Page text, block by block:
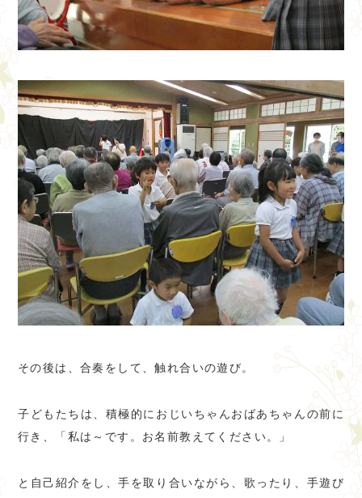
その後は、合奏をして、触れ合いの遊び。
子どもたちは、積極的におじいちゃんおばあちゃんの前に
行き、「私は～です。お名前教えてください。」
と自己紹介をし、手を取り合いながら、歌ったり、手遊び